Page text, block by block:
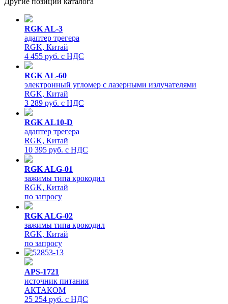
RGK AL-3
адаптер трегера
RGK, Китай
4 455 руб. с НДС
RGK AL-60
электронный угломер с лазерными излучателями
RGK, Китай
3 289 руб. с НДС
RGK AL10-D
адаптер трегера
RGK, Китай
10 395 руб. с НДС
RGK ALG-01
зажимы типа крокодил
RGK, Китай
по запросу
RGK ALG-02
зажимы типа крокодил
RGK, Китай
по запросу
APS-1721
источник питания
АКТАКОМ
25 254 руб. с НДС